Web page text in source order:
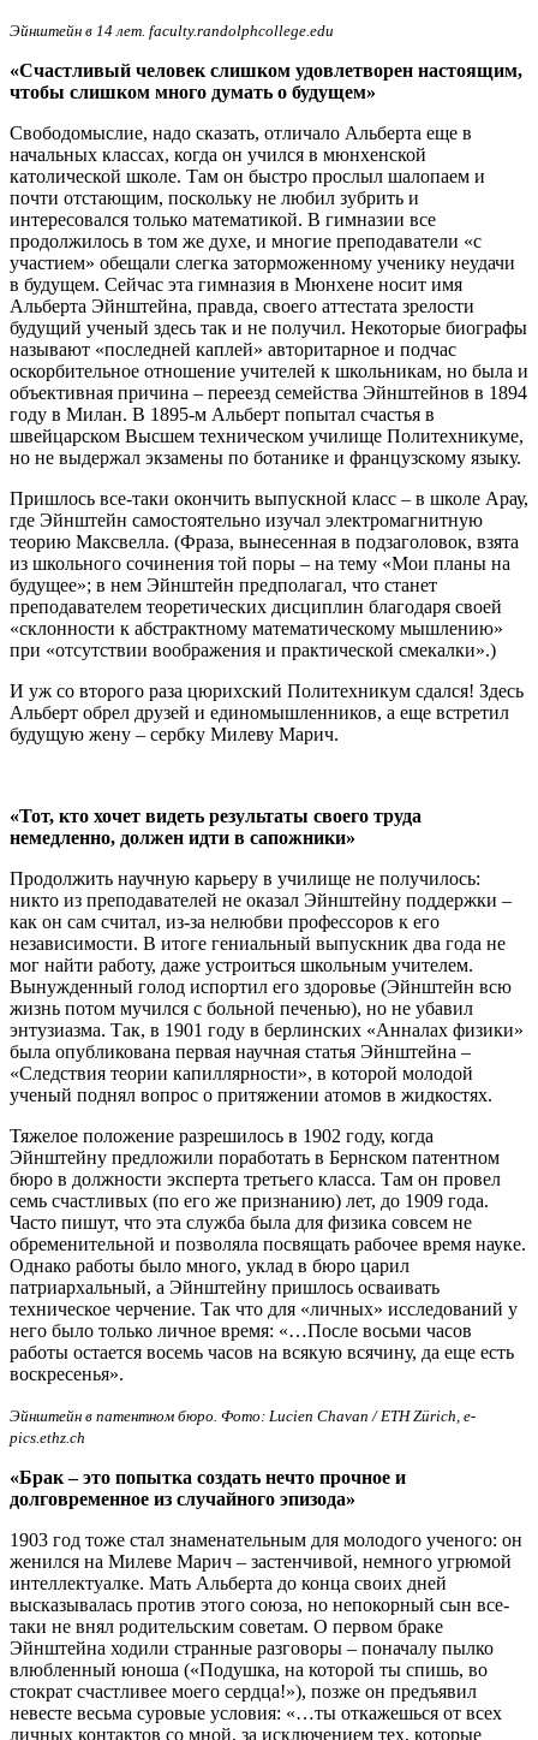
Эйнштейн в 14 лет. faculty.randolphcollege.edu
«Счастливый человек слишком удовлетворен настоящим,
чтобы слишком много думать о будущем»
Свободомыслие, надо сказать, отличало Альберта еще в
начальных классах, когда он учился в мюнхенской
католической школе. Там он быстро прослыл шалопаем и
почти отстающим, поскольку не любил зубрить и
интересовался только математикой. В гимназии все
продолжилось в том же духе, и многие преподаватели «с
участием» обещали слегка заторможенному ученику неудачи
в будущем. Сейчас эта гимназия в Мюнхене носит имя
Альберта Эйнштейна, правда, своего аттестата зрелости
будущий ученый здесь так и не получил. Некоторые биографы
называют «последней каплей» авторитарное и подчас
оскорбительное отношение учителей к школьникам, но была и
объективная причина – переезд семейства Эйнштейнов в 1894
году в Милан. В 1895-м Альберт попытал счастья в
швейцарском Высшем техническом училище Политехникуме,
но не выдержал экзамены по ботанике и французскому языку.
Пришлось все-таки окончить выпускной класс – в школе Арау,
где Эйнштейн самостоятельно изучал электромагнитную
теорию Максвелла. (Фраза, вынесенная в подзаголовок, взята
из школьного сочинения той поры – на тему «Мои планы на
будущее»; в нем Эйнштейн предполагал, что станет
преподавателем теоретических дисциплин благодаря своей
«склонности к абстрактному математическому мышлению»
при «отсутствии воображения и практической смекалки».)
И уж со второго раза цюрихский Политехникум сдался! Здесь
Альберт обрел друзей и единомышленников, а еще встретил
будущую жену – сербку Милеву Марич.
«Тот, кто хочет видеть результаты своего труда
немедленно, должен идти в сапожники»
Продолжить научную карьеру в училище не получилось:
никто из преподавателей не оказал Эйнштейну поддержки –
как он сам считал, из-за нелюбви профессоров к его
независимости. В итоге гениальный выпускник два года не
мог найти работу, даже устроиться школьным учителем.
Вынужденный голод испортил его здоровье (Эйнштейн всю
жизнь потом мучился с больной печенью), но не убавил
энтузиазма. Так, в 1901 году в берлинских «Анналах физики»
была опубликована первая научная статья Эйнштейна –
«Следствия теории капиллярности», в которой молодой
ученый поднял вопрос о притяжении атомов в жидкостях.
Тяжелое положение разрешилось в 1902 году, когда
Эйнштейну предложили поработать в Бернском патентном
бюро в должности эксперта третьего класса. Там он провел
семь счастливых (по его же признанию) лет, до 1909 года.
Часто пишут, что эта служба была для физика совсем не
обременительной и позволяла посвящать рабочее время науке.
Однако работы было много, уклад в бюро царил
патриархальный, а Эйнштейну пришлось осваивать
техническое черчение. Так что для «личных» исследований у
него было только личное время: «…После восьми часов
работы остается восемь часов на всякую всячину, да еще есть
воскресенья».
Эйнштейн в патентном бюро. Фото: Lucien Chavan / ETH Zürich, e-
pics.ethz.ch
«Брак – это попытка создать нечто прочное и
долговременное из случайного эпизода»
1903 год тоже стал знаменательным для молодого ученого: он
женился на Милеве Марич – застенчивой, немного угрюмой
интеллектуалке. Мать Альберта до конца своих дней
высказывалась против этого союза, но непокорный сын все-
таки не внял родительским советам. О первом браке
Эйнштейна ходили странные разговоры – поначалу пылко
влюбленный юноша («Подушка, на которой ты спишь, во
стократ счастливее моего сердца!»), позже он предъявил
невесте весьма суровые условия: «…ты откажешься от всех
личных контактов со мной, за исключением тех, которые